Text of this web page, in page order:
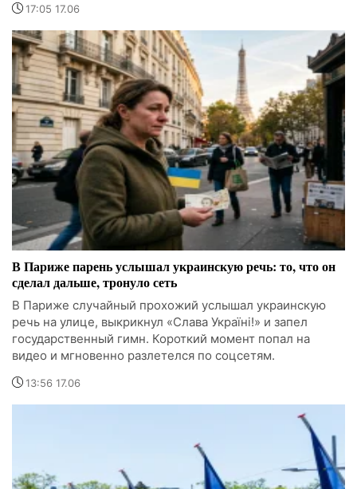
17:05 17.06
В Париже парень услышал украинскую речь: то, что он
сделал дальше, тронуло сеть
В Париже случайный прохожий услышал украинскую
речь на улице, выкрикнул «Слава Україні!» и запел
государственный гимн. Короткий момент попал на
видео и мгновенно разлетелся по соцсетям.
13:56 17.06